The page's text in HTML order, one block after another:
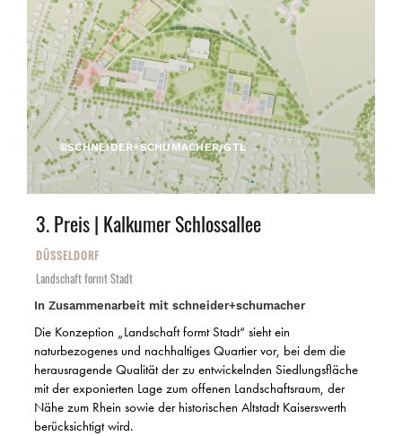
©SCHNEIDER+SCHUMACHER/GTL
3. Preis | Kalkumer Schlossallee
DÜSSELDORF
Landschaft formt Stadt
In Zusammenarbeit mit schneider+schumacher
Die Konzeption „Landschaft formt Stadt“ sieht ein
naturbezogenes und nachhaltiges Quartier vor, bei dem die
herausragende Qualität der zu entwickelnden Siedlungsfläche
mit der exponierten Lage zum offenen Landschaftsraum, der
Nähe zum Rhein sowie der historischen Altstadt Kaiserswerth
berücksichtigt wird.